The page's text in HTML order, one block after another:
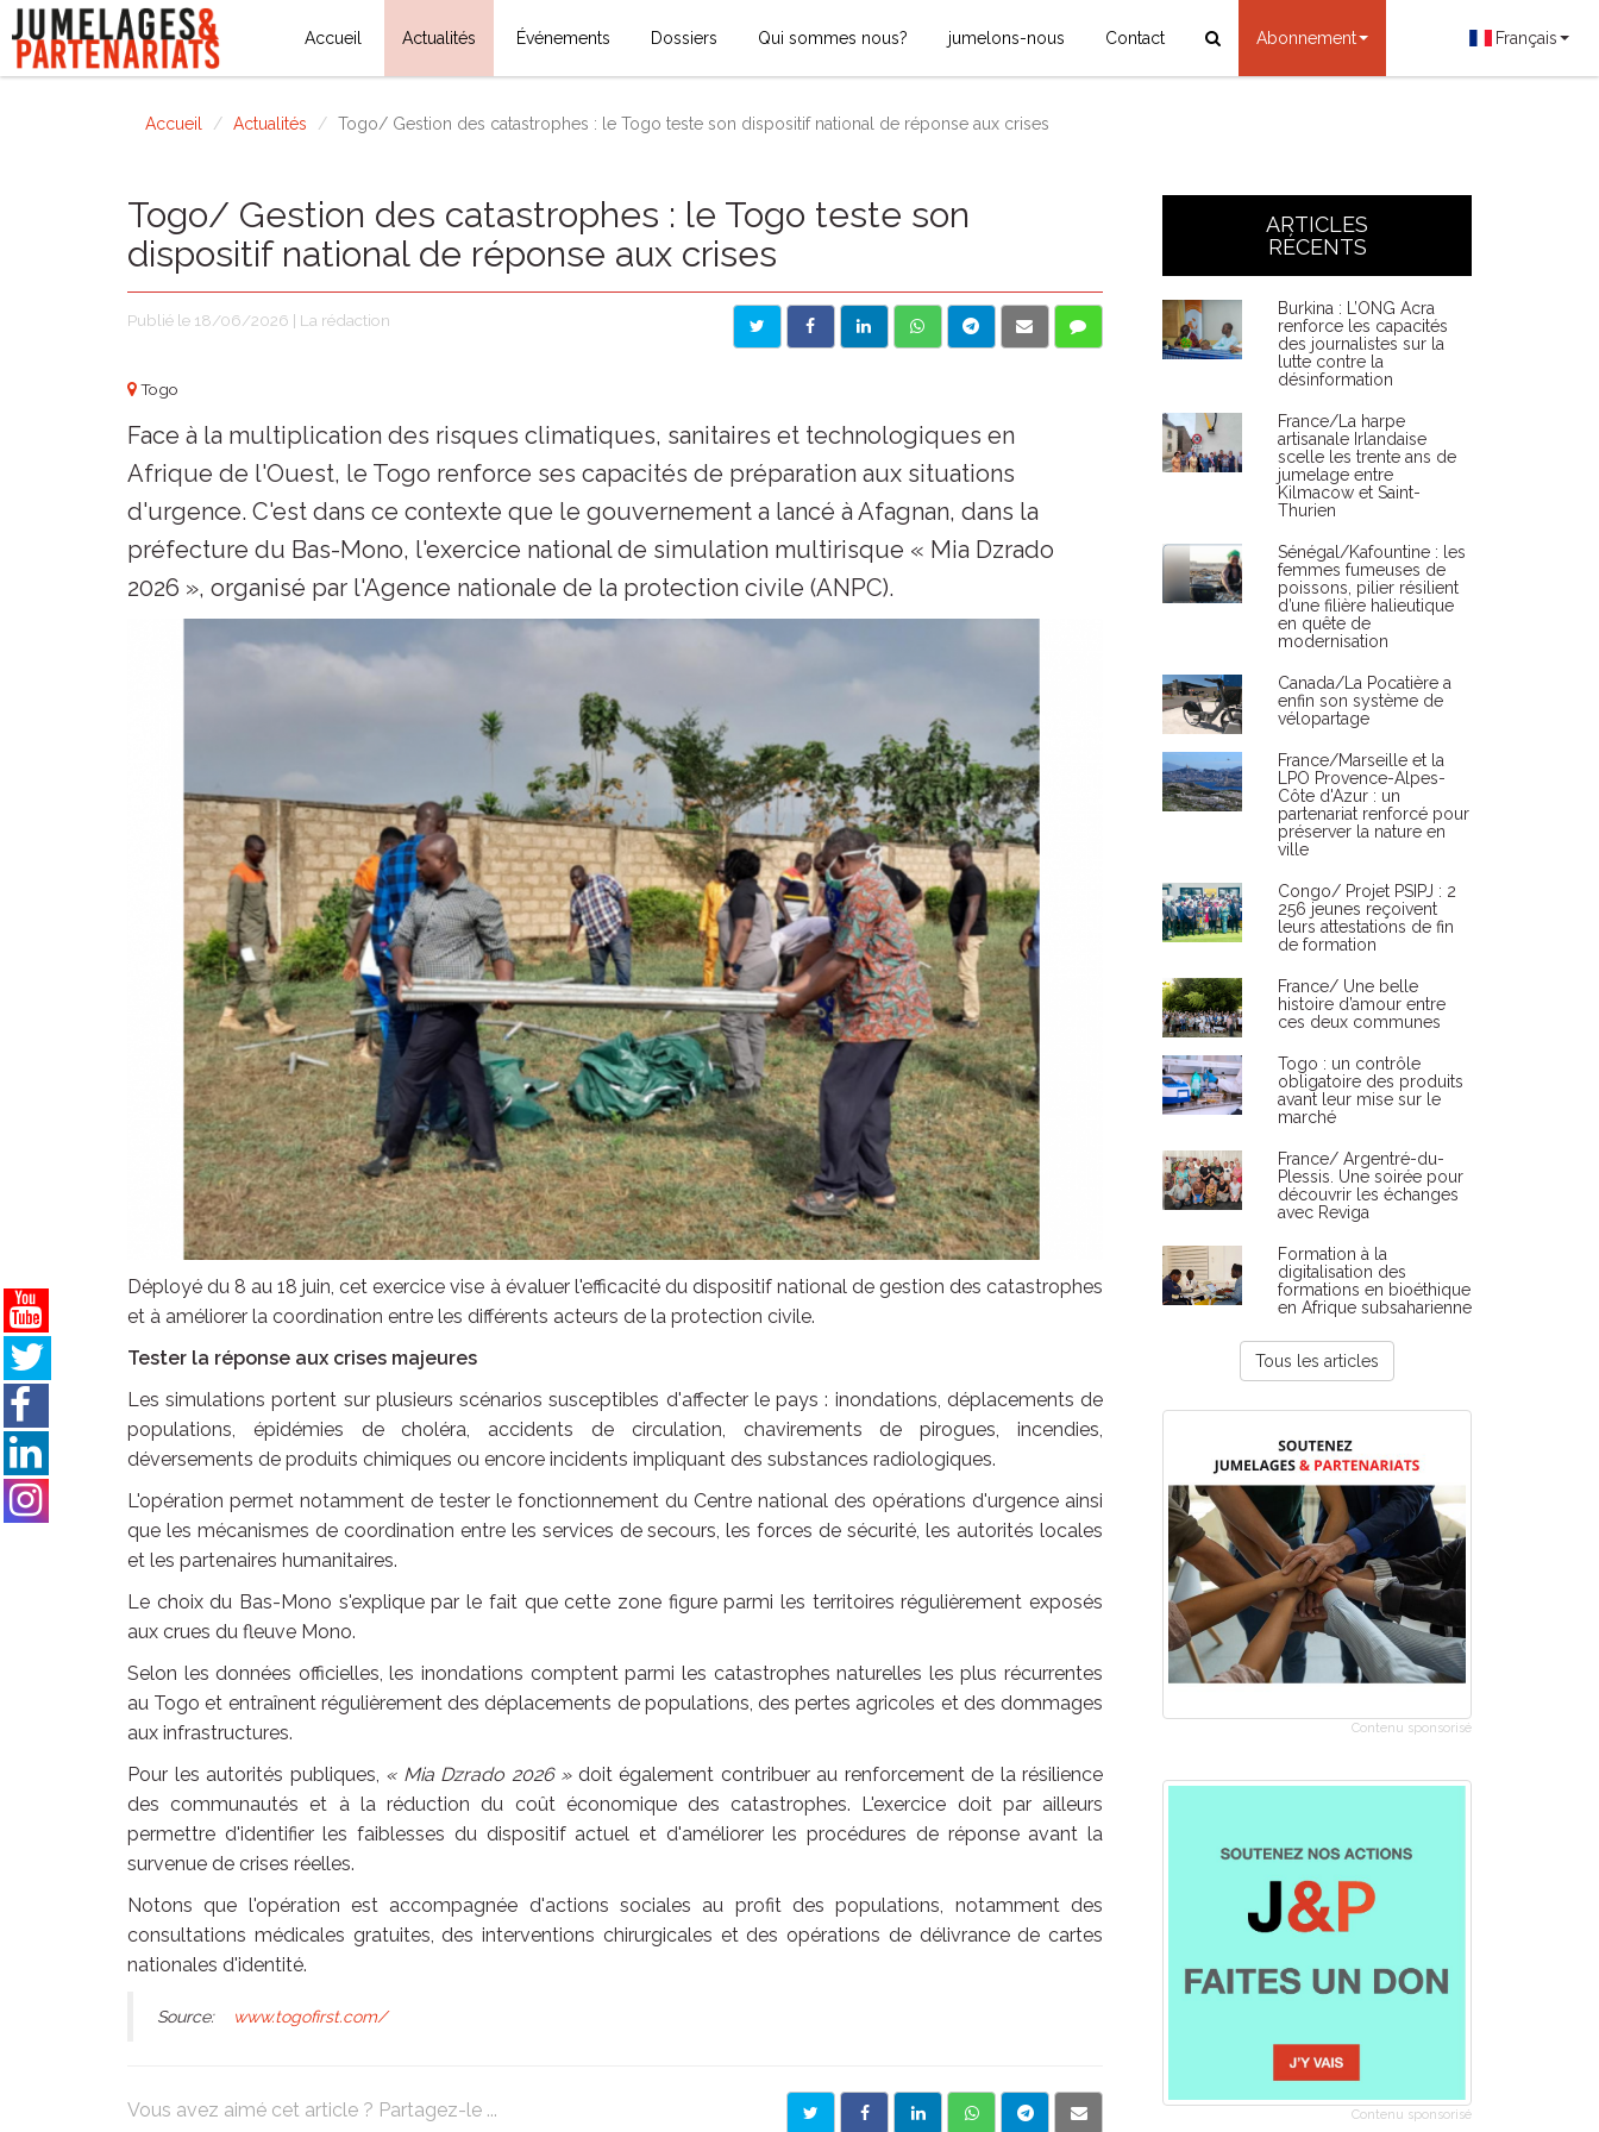
Accueil Actualités Événements Dossiers Qui sommes nous? jumelons-nous Contact Abonnement Français
Accueil Actualités Togo/ Gestion des catastrophes : le Togo teste son dispositif national de réponse aux crises
Togo/ Gestion des catastrophes : le Togo teste son
dispositif national de réponse aux crises
Publié le 18/06/2026 | La rédaction
Togo
Face à la multiplication des risques climatiques, sanitaires et technologiques en
Afrique de l'Ouest, le Togo renforce ses capacités de préparation aux situations
d'urgence. C'est dans ce contexte que le gouvernement a lancé à Afagnan, dans la
préfecture du Bas-Mono, l'exercice national de simulation multirisque « Mia Dzrado
2026 », organisé par l'Agence nationale de la protection civile (ANPC).
Déployé du 8 au 18 juin, cet exercice vise à évaluer l'efficacité du dispositif national de gestion des catastrophes
et à améliorer la coordination entre les différents acteurs de la protection civile.
Tester la réponse aux crises majeures
Les simulations portent sur plusieurs scénarios susceptibles d'affecter le pays : inondations, déplacements de
populations, épidémies de choléra, accidents de circulation, chavirements de pirogues, incendies,
déversements de produits chimiques ou encore incidents impliquant des substances radiologiques.
L'opération permet notamment de tester le fonctionnement du Centre national des opérations d'urgence ainsi
que les mécanismes de coordination entre les services de secours, les forces de sécurité, les autorités locales
et les partenaires humanitaires.
Le choix du Bas-Mono s'explique par le fait que cette zone figure parmi les territoires régulièrement exposés
aux crues du fleuve Mono.
Selon les données officielles, les inondations comptent parmi les catastrophes naturelles les plus récurrentes
au Togo et entraînent régulièrement des déplacements de populations, des pertes agricoles et des dommages
aux infrastructures.
Pour les autorités publiques, « Mia Dzrado 2026 »doit également contribuer au renforcement de la résilience
des communautés et à la réduction du coût économique des catastrophes. L'exercice doit par ailleurs
permettre d'identifier les faiblesses du dispositif actuel et d'améliorer les procédures de réponse avant la
survenue de crises réelles.
Notons que l'opération est accompagnée d'actions sociales au profit des populations, notamment des
consultations médicales gratuites, des interventions chirurgicales et des opérations de délivrance de cartes
nationales d'identité.
Source: www.togofirst.com/
Vous avez aimé cet article ? Partagez-le ...
ARTICLES
RÉCENTS
Burkina : L’ONG Acra
renforce les capacités
des journalistes sur la
lutte contre la
désinformation
France/La harpe
artisanale Irlandaise
scelle les trente ans de
jumelage entre
Kilmacow et Saint-
Thurien
Sénégal/Kafountine : les
femmes fumeuses de
poissons, pilier résilient
d’une filière halieutique
en quête de
modernisation
Canada/La Pocatière a
enfin son système de
vélopartage
France/Marseille et la
LPO Provence-Alpes-
Côte d'Azur : un
partenariat renforcé pour
préserver la nature en
ville
Congo/ Projet PSIPJ : 2
256 jeunes reçoivent
leurs attestations de fin
de formation
France/ Une belle
histoire d’amour entre
ces deux communes
Togo : un contrôle
obligatoire des produits
avant leur mise sur le
marché
France/ Argentré-du-
Plessis. Une soirée pour
découvrir les échanges
avec Reviga
Formation à la
digitalisation des
formations en bioéthique
en Afrique subsaharienne
Tous les articles
Contenu sponsorisé
Contenu sponsorisé